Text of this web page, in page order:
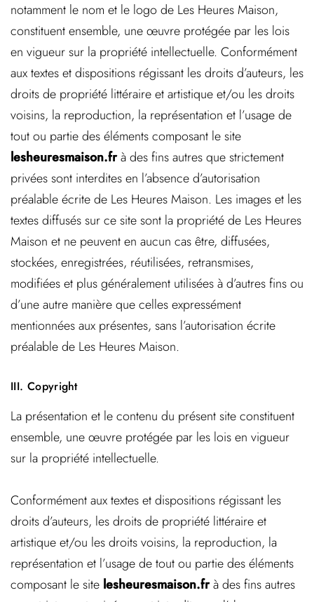
notamment le nom et le logo de Les Heures Maison,
constituent ensemble, une œuvre protégée par les lois
en vigueur sur la propriété intellectuelle. Conformément
aux textes et dispositions régissant les droits d’auteurs, les
droits de propriété littéraire et artistique et/ou les droits
voisins, la reproduction, la représentation et l’usage de
tout ou partie des éléments composant le site
lesheuresmaison.frà des fins autres que strictement
privées sont interdites en l’absence d’autorisation
préalable écrite de Les Heures Maison. Les images et les
textes diffusés sur ce site sont la propriété de Les Heures
Maison et ne peuvent en aucun cas être, diffusées,
stockées, enregistrées, réutilisées, retransmises,
modifiées et plus généralement utilisées à d’autres fins ou
d’une autre manière que celles expressément
mentionnées aux présentes, sans l’autorisation écrite
préalable de Les Heures Maison.
III. Copyright
La présentation et le contenu du présent site constituent
ensemble, une œuvre protégée par les lois en vigueur
sur la propriété intellectuelle.
Conformément aux textes et dispositions régissant les
droits d’auteurs, les droits de propriété littéraire et
artistique et/ou les droits voisins, la reproduction, la
représentation et l’usage de tout ou partie des éléments
composant le site lesheuresmaison.frà des fins autres